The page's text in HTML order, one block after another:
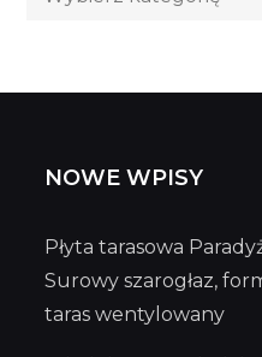
NOWE WPISY
Płyta tarasowa
Surowy szarogłaz,
taras wentylowany